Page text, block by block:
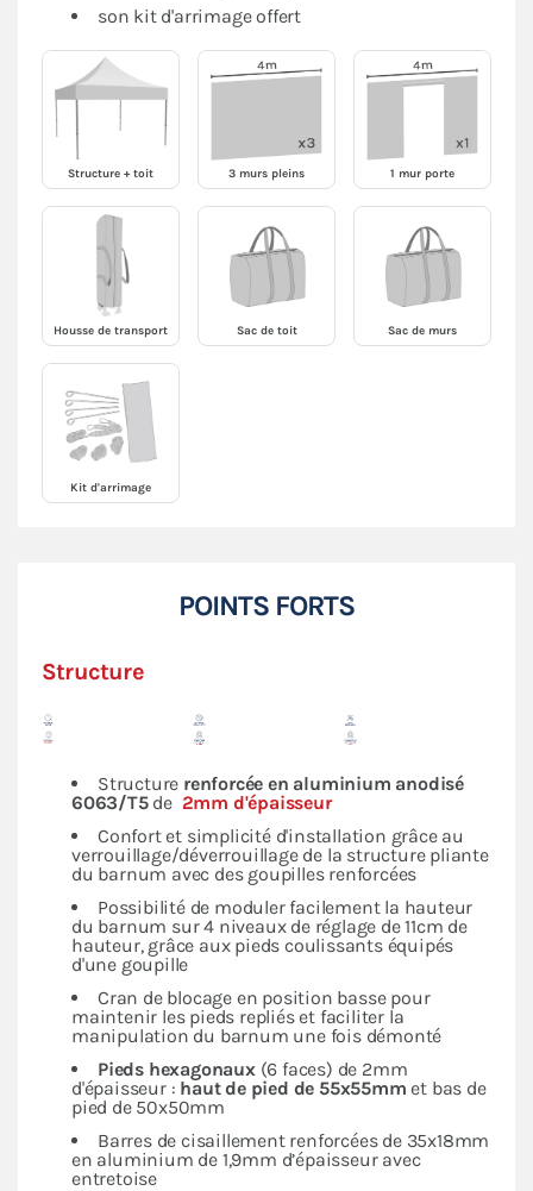
son kit d'arrimage offert
Structure + toit 3 murs pleins 1 mur porte
Housse de transport Sac de toit Sac de murs
Kit d'arrimage
POINTS FORTS
Structure
Structure renforcée en aluminium anodisé
6063/T5 de 2mm d'épaisseur
Confort et simplicité d'installation grâce au
verrouillage/déverrouillage de la structure pliante
du barnum avec des goupilles renforcées
Possibilité de moduler facilement la hauteur
du barnum sur 4 niveaux de réglage de 11cm de
hauteur, grâce aux pieds coulissants équipés
d'une goupille
Cran de blocage en position basse pour
maintenir les pieds repliés et faciliter la
manipulation du barnum une fois démonté
Pieds hexagonaux (6 faces) de 2mm
d'épaisseur : haut de pied de 55x55mm et bas de
pied de 50x50mm
Barres de cisaillement renforcées de 35x18mm
en aluminium de 1,9mm d’épaisseur avec
entretoise